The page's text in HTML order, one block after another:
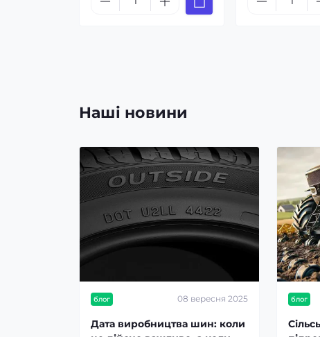
Наші новини
блог 08 вересня 2025
Дата виробництва шин: коли
блог